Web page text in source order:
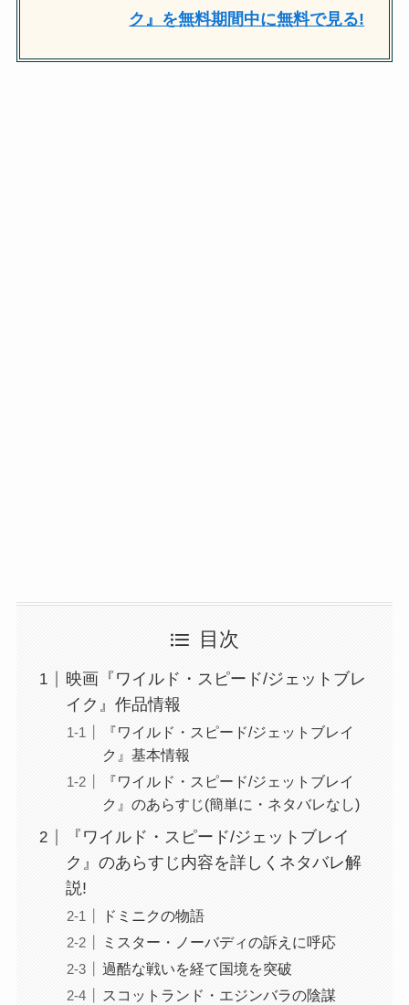
ク』を無料期間中に無料で見る!
目次
映画『ワイルド・スピード/ジェットブレ
イク』作品情報
『ワイルド・スピード/ジェットブレイ
ク』基本情報
『ワイルド・スピード/ジェットブレイ
ク』のあらすじ(簡単に・ネタバレなし)
『ワイルド・スピード/ジェットブレイ
ク』のあらすじ内容を詳しくネタバレ解
説!
ドミニクの物語
ミスター・ノーバディの訴えに呼応
過酷な戦いを経て国境を突破
スコットランド・エジンバラの陰謀